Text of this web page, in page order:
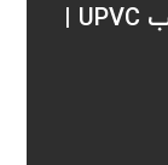
پنجره دوجداره در عظیمیه | نصب UPVC |